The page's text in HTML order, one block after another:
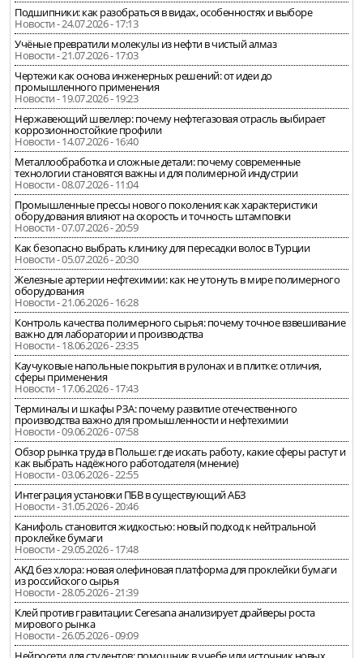
Подшипники: как разобраться в видах, особенностях и выборе
Новости - 24.07.2026 - 17:13
Учёные превратили молекулы из нефти в чистый алмаз
Новости - 21.07.2026 - 17:03
Чертежи как основа инженерных решений: от идеи до
промышленного применения
Новости - 19.07.2026 - 19:23
Нержавеющий швеллер: почему нефтегазовая отрасль выбирает
коррозионностойкие профили
Новости - 14.07.2026 - 16:40
Металлообработка и сложные детали: почему современные
технологии становятся важны и для полимерной индустрии
Новости - 08.07.2026 - 11:04
Промышленные прессы нового поколения: как характеристики
оборудования влияют на скорость и точность штамповки
Новости - 07.07.2026 - 20:59
Как безопасно выбрать клинику для пересадки волос в Турции
Новости - 05.07.2026 - 20:30
Железные артерии нефтехимии: как не утонуть в мире полимерного
оборудования
Новости - 21.06.2026 - 16:28
Контроль качества полимерного сырья: почему точное взвешивание
важно для лаборатории и производства
Новости - 18.06.2026 - 23:35
Каучуковые напольные покрытия в рулонах и в плитке: отличия,
сферы применения
Новости - 17.06.2026 - 17:43
Терминалы и шкафы РЗА: почему развитие отечественного
производства важно для промышленности и нефтехимии
Новости - 09.06.2026 - 07:58
Обзор рынка труда в Польше: где искать работу, какие сферы растут и
как выбрать надёжного работодателя (мнение)
Новости - 03.06.2026 - 22:55
Интеграция установки ПБВ в существующий АБЗ
Новости - 31.05.2026 - 20:46
Канифоль становится жидкостью: новый подход к нейтральной
проклейке бумаги
Новости - 29.05.2026 - 17:48
АКД без хлора: новая олефиновая платформа для проклейки бумаги
из российского сырья
Новости - 28.05.2026 - 21:39
Клей против гравитации: Ceresana анализирует драйверы роста
мирового рынка
Новости - 26.05.2026 - 09:09